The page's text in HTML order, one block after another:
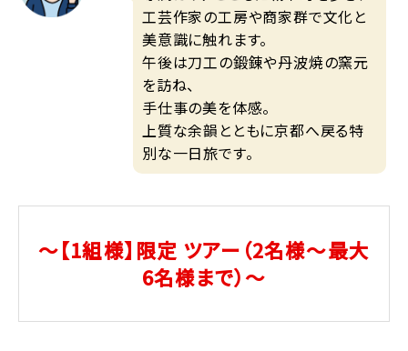
工芸作家の工房や商家群で文化と
美意識に触れます。
午後は刀工の鍛錬や丹波焼の窯元
を訪ね、
手仕事の美を体感。
上質な余韻とともに京都へ戻る特
別な一日旅です。
～【1組様】限定 ツアー（2名様～最大
6名様まで）～